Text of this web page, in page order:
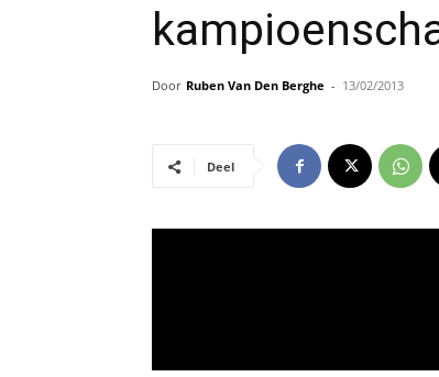
Door Ruben Van Den Berghe - 13/02/2013
Deel